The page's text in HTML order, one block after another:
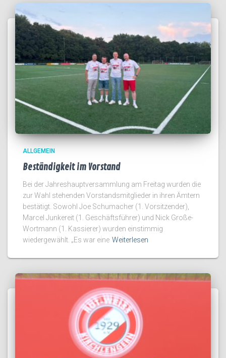
ALLGEMEIN
Beständigkeit im Vorstand
Bei der Jahreshauptversammlung am Freitag wurden die
zur Wahl stehenden Vorstandsmitglieder in ihren Ämtern
bestätigt. Sowohl Joe Schumacher (1. Vorsitzender),
Marcel Junkereit (1. Geschäftsführer) und Nick Große-
Wortmann (1. Kassierer) wurden einstimmig
wiedergewählt. „Es war eine Weiterlesen